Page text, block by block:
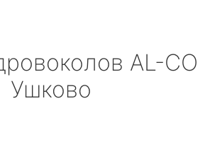
AL-CO
Ушково